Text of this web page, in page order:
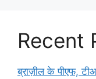
Recent
ब्राज़ील के पीएफ,